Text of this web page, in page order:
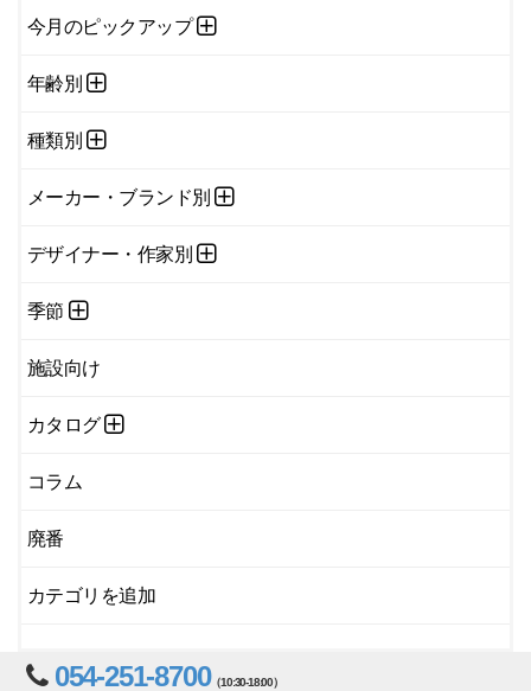
今月のピックアップ
年齢別
種類別
メーカー・ブランド別
デザイナー・作家別
季節
施設向け
カタログ
コラム
廃番
カテゴリを追加
054-251-8700（10:30-18:00）